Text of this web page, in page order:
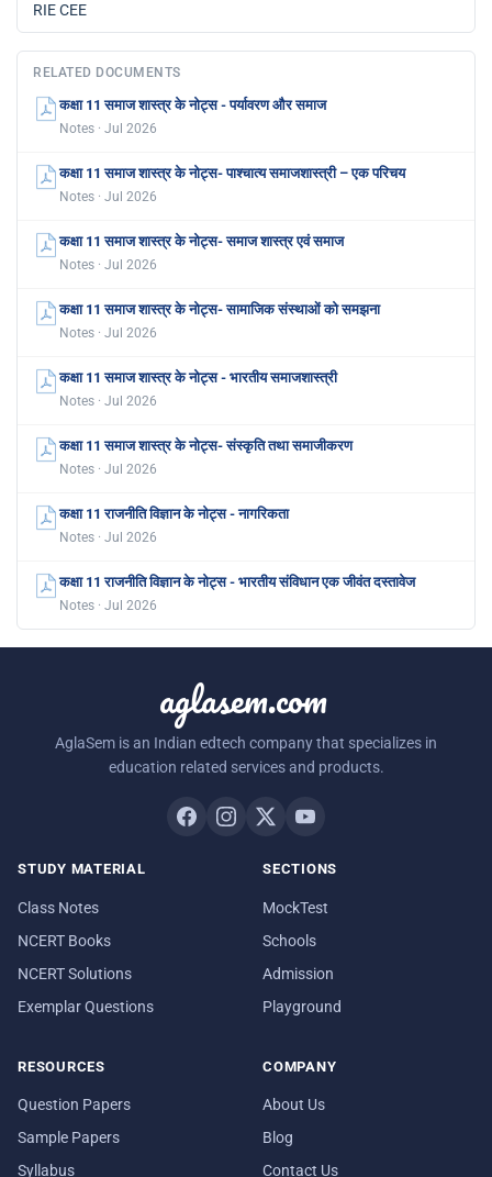
RIE CEE
RELATED DOCUMENTS
कक्षा 11 समाज शास्त्र के नोट्स - पर्यावरण और समाज
Notes · Jul 2026
कक्षा 11 समाज शास्त्र के नोट्स- पाश्चात्य समाजशास्त्री – एक परिचय
Notes · Jul 2026
कक्षा 11 समाज शास्त्र के नोट्स- समाज शास्त्र एवं समाज
Notes · Jul 2026
कक्षा 11 समाज शास्त्र के नोट्स- सामाजिक संस्थाओं को समझना
Notes · Jul 2026
कक्षा 11 समाज शास्त्र के नोट्स - भारतीय समाजशास्त्री
Notes · Jul 2026
कक्षा 11 समाज शास्त्र के नोट्स- संस्कृति तथा समाजीकरण
Notes · Jul 2026
कक्षा 11 राजनीति विज्ञान के नोट्स - नागरिकता
Notes · Jul 2026
कक्षा 11 राजनीति विज्ञान के नोट्स - भारतीय संविधान एक जीवंत दस्तावेज
Notes · Jul 2026
aglasem.com
AglaSem is an Indian edtech company that specializes in
education related services and products.
STUDY MATERIAL
Class Notes
NCERT Books
NCERT Solutions
Exemplar Questions
SECTIONS
MockTest
Schools
Admission
Playground
RESOURCES
Question Papers
Sample Papers
Syllabus
COMPANY
About Us
Blog
Contact Us